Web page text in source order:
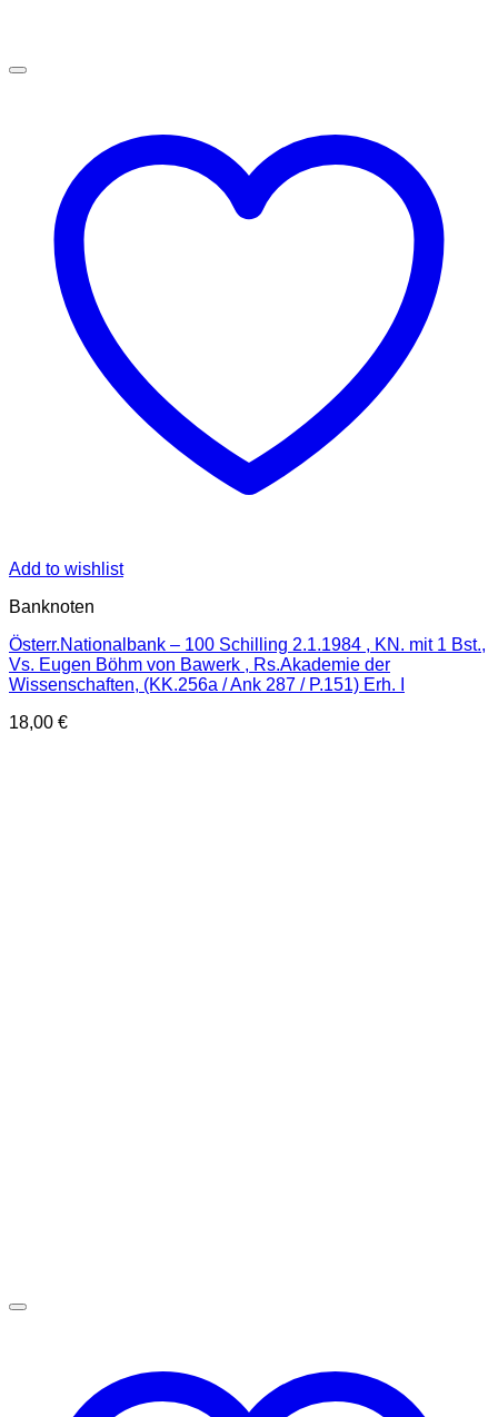
Add to wishlist
Banknoten
Österr.Nationalbank – 100 Schilling 2.1.1984 , KN. mit 1 Bst.,
Vs. Eugen Böhm von Bawerk , Rs.Akademie der
Wissenschaften, (KK.256a / Ank 287 / P.151) Erh. I
18,00 €